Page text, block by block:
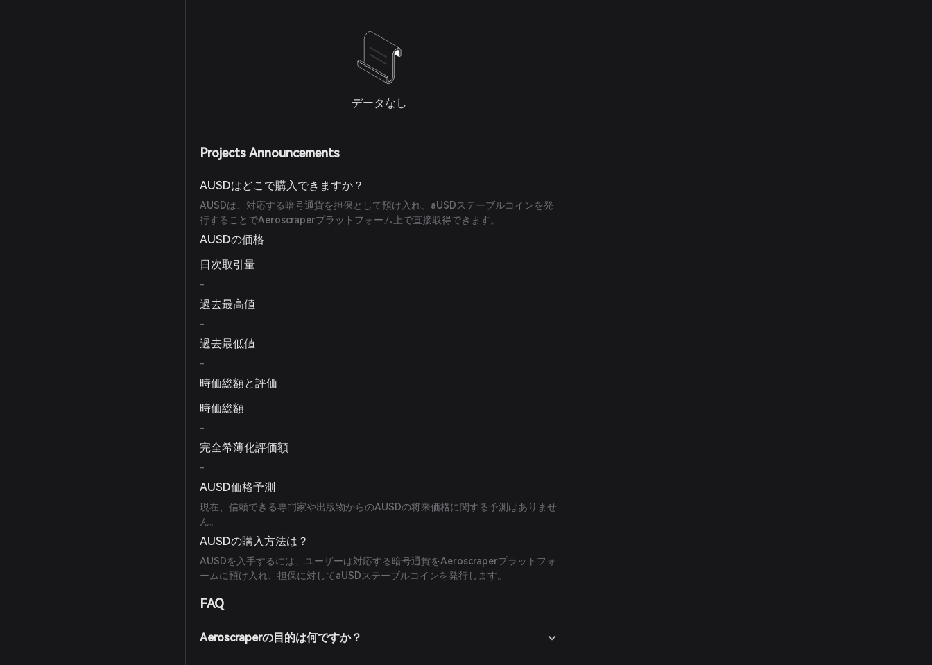
データなし
Projects Announcements
AUSDはどこで購入できますか？
AUSDは、対応する暗号通貨を担保として預け入れ、aUSDステーブルコインを発
行することでAeroscraperプラットフォーム上で直接取得できます。
AUSDの価格
日次取引量
-
過去最高値
-
過去最低値
-
時価総額と評価
時価総額
-
完全希薄化評価額
-
AUSD価格予測
現在、信頼できる専門家や出版物からのAUSDの将来価格に関する予測はありませ
ん。
AUSDの購入方法は？
AUSDを入手するには、ユーザーは対応する暗号通貨をAeroscraperプラットフォ
ームに預け入れ、担保に対してaUSDステーブルコインを発行します。
FAQ
Aeroscraperの目的は何ですか？